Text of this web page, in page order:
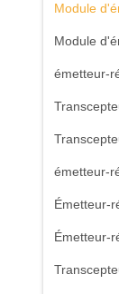
Module
Module
émetteur-
émetteur-
Émetteur-
Émetteur-